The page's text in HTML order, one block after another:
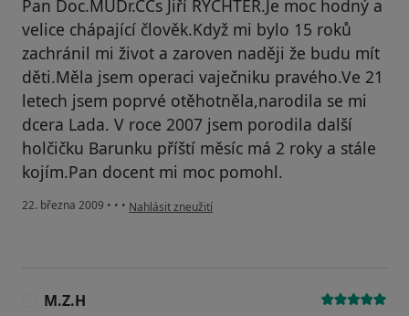
Pan Doc.MUDr.CCs Jiří RYCHTER.Je moc hodný a
velice chápající člověk.Když mi bylo 15 roků
zachránil mi život a zaroven naději že budu mít
děti.Měla jsem operaci vaječniku pravého.Ve 21
letech jsem poprvé otěhotněla,narodila se mi
dcera Lada. V roce 2007 jsem porodila další
holčičku Barunku příští měsíc má 2 roky a stále
kojím.Pan docent mi moc pomohl.
22. března 2009 • • • podle názoru uživatele petra
Nahlásit zneužití
M.Z.H